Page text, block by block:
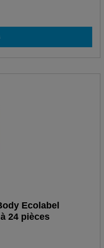
Ecolabel
24 pièces